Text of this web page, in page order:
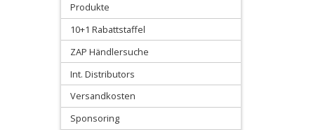
Airbox
Seitenteile
Gabelprotektor
Seitenteile
Produkte
10+1 Rabattstaffel
ZAP Händlersuche
Int. Distributors
Versandkosten
Sponsoring